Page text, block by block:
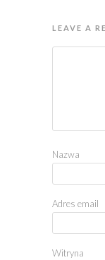
LEAVE A
Nazwa
Adres email
Witryna